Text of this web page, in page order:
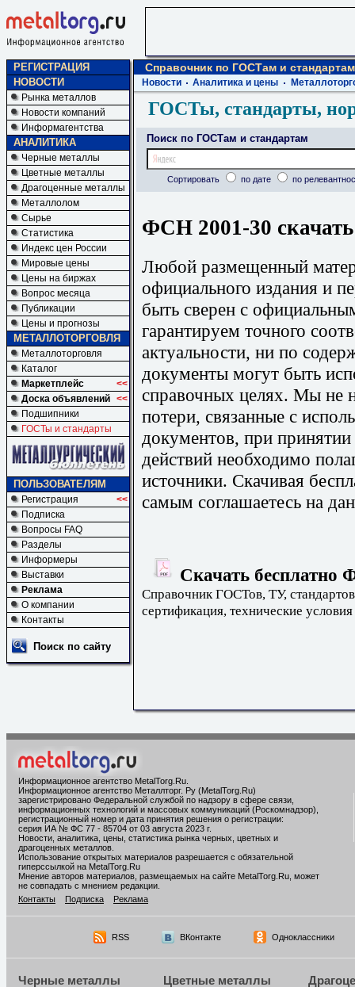
РЕГИСТРАЦИЯ
НОВОСТИ
Рынка металлов
Новости компаний
Информагентства
АНАЛИТИКА
Черные металлы
Цветные металлы
Драгоценные металлы
Металлолом
Сырье
Статистика
Индекс цен России
Мировые цены
Цены на биржах
Вопрос месяца
Публикации
Цены и прогнозы
МЕТАЛЛОТОРГОВЛЯ
Металлоторговля
Каталог
Маркетплейс
<<
Доска объявлений <<
Подшипники
ГОСТы и стандарты
ПОЛЬЗОВАТЕЛЯМ
Регистрация
<<
Подписка
Вопросы FAQ
Разделы
Информеры
Выставки
Реклама
О компании
Контакты
Поиск по сайту
Справочник по ГОСТам и стандартам
Новости Аналитика и цены
ГОСТы, стандарты,
Поиск по ГОСТам и стандартам
Сортировать по дате по
ФСН 2001-30 скачать
Любой размещенный
официального издания и
быть сверен с
гарантируем точного
актуальности, ни по
документы могут быть
справочных целях. Мы не
потери, связанные с
документов, при
действий необходимо
источники. Скачивая
самым соглашаетесь на
Скачать бесплатно
Справочник ГОСТов, ТУ,
сертификация, технические условия
Информационное агентство MetalTorg.Ru
Информационное агентство Металлторг. Ру (MetalTorg.Ru)
зарегистрировано Федеральной службой по надзору в сфере связи,
информационных технологий и массовых коммуникаций (Роскомнадзор),
регистрационный номер и дата принятия решения о регистрации:
серия ИА № ФС 77 - 85704 от 03 августа 2023 г.
Новости, аналитика, цены, статистика рынка черных, цветных и
драгоценных металлов.
Использование открытых материалов разрешается с обязательной
гиперссылкой на MetalTorg.Ru
Мнение авторов материалов, размещаемых на сайте MetalTorg.Ru, может
не совпадать с мнением редакции.
Контакты
Подписка Реклама
RSS ВКонтакте Одноклассники
Черные металлы Цветные металлы